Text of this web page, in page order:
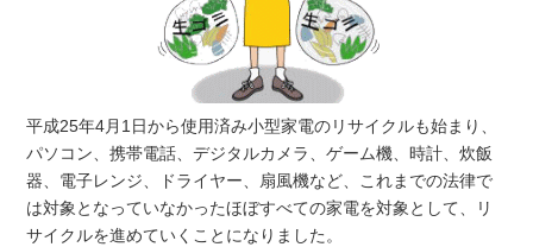
平成25年4月1日から使用済み小型家電のリサイクルも始まり、
パソコン、携帯電話、デジタルカメラ、ゲーム機、時計、炊飯
器、電子レンジ、ドライヤー、扇風機など、これまでの法律で
は対象となっていなかったほぼすべての家電を対象として、リ
サイクルを進めていくことになりました。